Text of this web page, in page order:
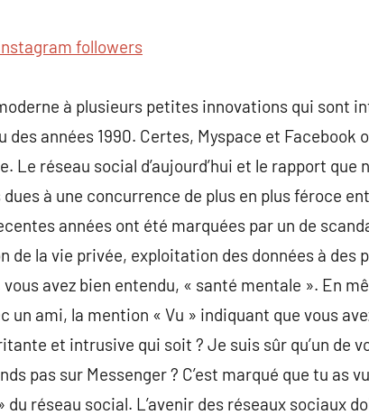
followers
à plusieurs petites innovations qui sont
années 1990. Certes, Myspace et Facebook
Le réseau social d’aujourd’hui et le rapport que
à une concurrence de plus en plus féroce
années ont été marquées par un de
de la vie privée, exploitation des données à des
avez bien entendu, « santé mentale ». En
un ami, la mention « Vu » indiquant que vous
et intrusive qui soit ? Je suis sûr qu’un de
pas sur Messenger ? C’est marqué que tu as
réseau social. L’avenir des réseaux sociaux